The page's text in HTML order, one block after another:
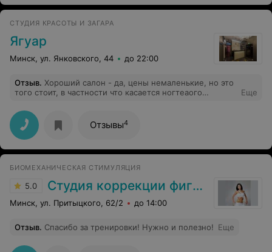
СТУДИЯ КРАСОТЫ И ЗАГАРА
Ягуар
Минск, ул. Янковского, 44 до 22:00
Отзыв. Хороший салон - да, цены немаленькие, но это
того стоит, в частности что касается ногтеаого
качественный маникюр и педекюр. Было очень
комфортно - включали массажное кресло на пол часа -
поэтому удовольствия море ) Спасибо
Еще
Отзывы4
БИОМЕХАНИЧЕСКАЯ СТИМУЛЯЦИЯ
5.0 Студия коррекции фигуры
Минск, ул. Притыцкого, 62/2 до 14:00
Отзыв. Спасибо за тренировки! Нужно и полезно! Еще